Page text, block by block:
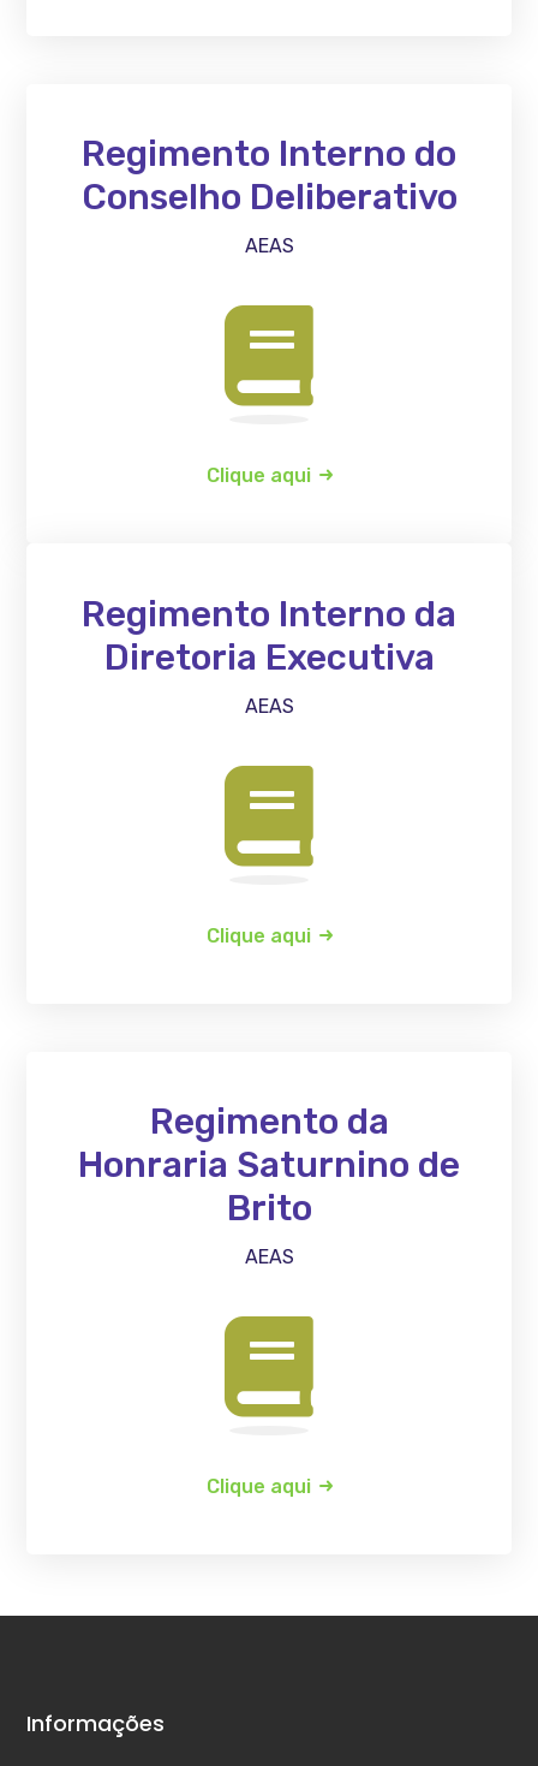
Regimento Interno do
Conselho Deliberativo
AEAS
Clique aqui
Regimento Interno da
Diretoria Executiva
AEAS
Clique aqui
Regimento da
Honraria Saturnino de
Brito
AEAS
Clique aqui
Informações